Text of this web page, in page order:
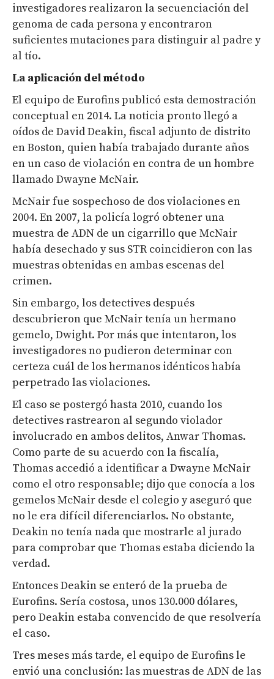
investigadores realizaron la secuenciación del
genoma de cada persona y encontraron
suficientes mutaciones para distinguir al padre y
al tío.
La aplicación del método
El equipo de Eurofins publicó esta demostración
conceptual en 2014. La noticia pronto llegó a
oídos de David Deakin, fiscal adjunto de distrito
en Boston, quien había trabajado durante años
en un caso de violación en contra de un hombre
llamado Dwayne McNair.
McNair fue sospechoso de dos violaciones en
2004. En 2007, la policía logró obtener una
muestra de ADN de un cigarrillo que McNair
había desechado y sus STR coincidieron con las
muestras obtenidas en ambas escenas del
crimen.
Sin embargo, los detectives después
descubrieron que McNair tenía un hermano
gemelo, Dwight. Por más que intentaron, los
investigadores no pudieron determinar con
certeza cuál de los hermanos idénticos había
perpetrado las violaciones.
El caso se postergó hasta 2010, cuando los
detectives rastrearon al segundo violador
involucrado en ambos delitos, Anwar Thomas.
Como parte de su acuerdo con la fiscalía,
Thomas accedió a identificar a Dwayne McNair
como el otro responsable; dijo que conocía a los
gemelos McNair desde el colegio y aseguró que
no le era difícil diferenciarlos. No obstante,
Deakin no tenía nada que mostrarle al jurado
para comprobar que Thomas estaba diciendo la
verdad.
Entonces Deakin se enteró de la prueba de
Eurofins. Sería costosa, unos 130.000 dólares,
pero Deakin estaba convencido de que resolvería
el caso.
Tres meses más tarde, el equipo de Eurofins le
envió una conclusión: las muestras de ADN de las